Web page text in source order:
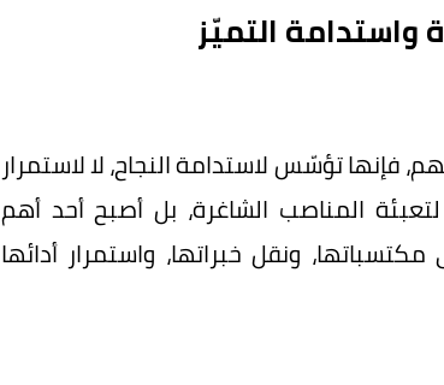
واستدامة التميّز
تؤسّس لاستدامة النجاح، لا لاستمرار
المناصب الشاغرة، بل أصبح أحد أهم
ونقل خبراتها، واستمرار أدائها